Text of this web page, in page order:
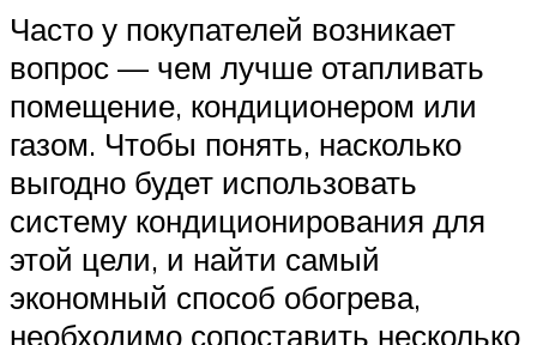
Часто у покупателей возникает
вопрос — чем лучше отапливать
помещение, кондиционером или
газом. Чтобы понять, насколько
выгодно будет использовать
систему кондиционирования для
этой цели, и найти самый
экономный способ обогрева,
необходимо сопоставить несколько